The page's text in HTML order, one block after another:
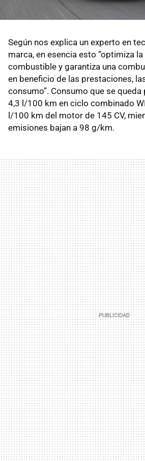
Según nos explica un experto en
marca, en esencia esto “optimiza
combustible y garantiza una
en beneficio de las prestaciones,
consumo”. Consumo que se
4,3 l/100 km en ciclo combinado
l/100 km del motor de 145 CV,
emisiones bajan a 98 g/km.